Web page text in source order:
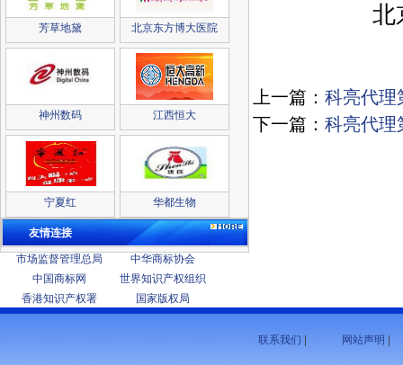
芳草地黛 北京东方博大医院
神州数码 江西恒大
宁夏红 华都生物
友情连接
市场监督管理总局
中华商标协会
中国商标网
世界知识产权组织
香港知识产权署
国家版权局
北京科亮
上一篇： 科亮代理
下一篇： 科亮代理
联系我们 网站声明